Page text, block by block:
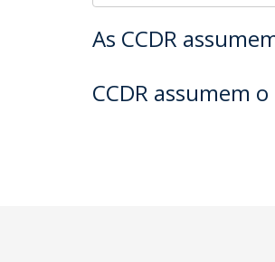
As CCDR
CCDR assumem